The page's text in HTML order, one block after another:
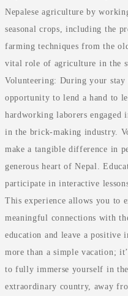
Nepalese agriculture by
seasonal crops, including the
farming techniques from the
vital role of agriculture in the
Volunteering: During your
opportunity to lend a hand to
hardworking laborers engaged
in the brick-making industry.
make a tangible difference in
generous heart of Nepal.
participate in interactive
This experience allows you to
meaningful connections with
education and leave a positive
more than a simple vacation;
to fully immerse yourself in
extraordinary country, away